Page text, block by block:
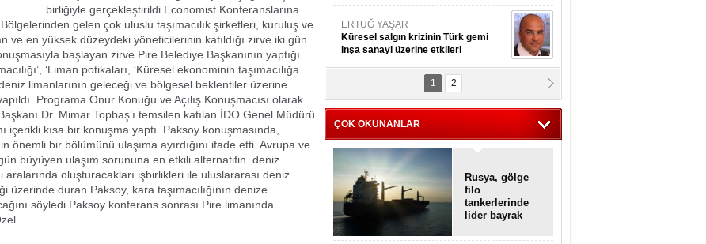
birliğiyle gerçekleştirildi.Economist Konferanslarına
gelen çok uluslu taşımacılık şirketleri, kuruluş ve
ve en yüksek düzeydeki yöneticilerinin katıldığı zirve iki gün
başlayan zirve Pire Belediye Başkanının yaptığı
‘Liman potikaları, ‘Küresel ekonominin taşımacılığa
limanlarının geleceği ve bölgesel beklentiler üzerine
Programa Onur Konuğu ve Açılış Konuşmacısı olarak
Dr. Mimar Topbaş’ı temsilen katılan İDO Genel Müdürü
içerikli kısa bir konuşma yaptı. Paksoy konuşmasında,
önemli bir bölümünü ulaşıma ayırdığını ifade etti. Avrupa ve
büyüyen ulaşım sorununa en etkili alternatifin deniz
aralarında oluşturacakları işbirlikleri ile uluslararası deniz
üzerinde duran Paksoy, kara taşımacılığının denize
söyledi. Paksoy konferans sonrası Pire limanında
ERTUĞ YAŞAR
Küresel salgın krizinin Türk gemi
inşa sanayi üzerine etkileri
Kpt. MESUT AZMİ GÖKSOY
ithafen...
1 2
ÇOK OKUNANLAR
Rusya, gölge
filo
tankerlerinde
lider bayrak